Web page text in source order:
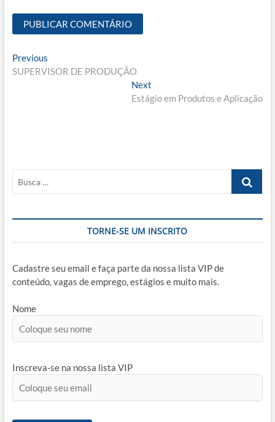
Navegação
de
PreviousPrevious
post:
SUPERVISOR DE PRODUÇÃO
Next
post:
Estágio em Produtos e Aplicação
Busca
TORNE-SE UM INSCRITO
Cadastre seu email e faça parte da nossa lista VIP de
conteúdo, vagas de emprego, estágios e muito mais.
Nome
Inscreva-se na nossa lista VIP